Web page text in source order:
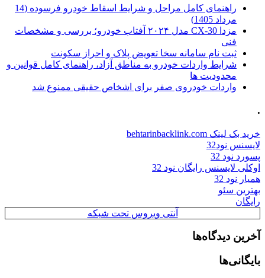
راهنمای کامل مراحل و شرایط اسقاط خودرو فرسوده (14
مرداد 1405)
مزدا CX-30 مدل ۲۰۲۴ آفتاب خودرو؛ بررسی و مشخصات
فنی
ثبت نام سامانه سخا تعویض پلاک و احراز سکونت
شرایط واردات خودرو به مناطق آزاد، راهنمای کامل قوانین و
محدودیت ها
واردات خودروی صفر برای اشخاص حقیقی ممنوع شد
.
خرید بک لینک behtarinbacklink.com
لایسنس نود32
پسورد نود 32
اوکلی لایسنس رایگان نود 32
همیار نود 32
بهترین سئو
رایگان
آنتی ویروس تحت شبکه
آخرین دیدگاه‌ها
بایگانی‌ها